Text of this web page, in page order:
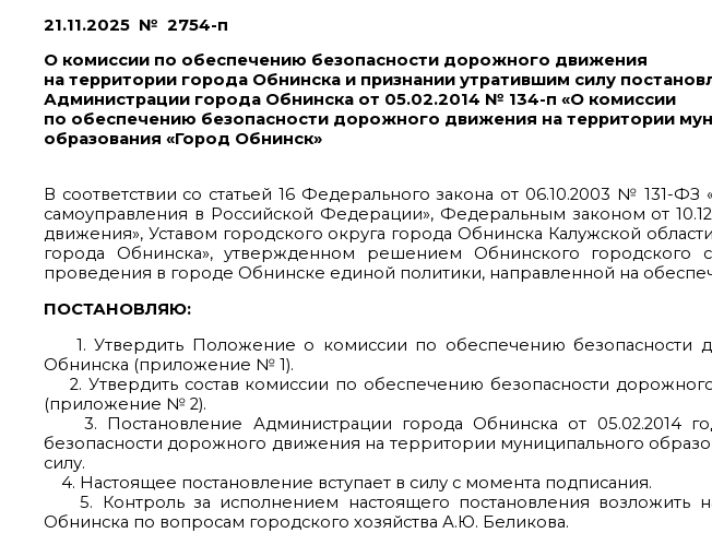
21.11.2025 №
О комиссии по обеспечению безопасности дорожного движения
на территории города Обнинска и признании утратившим силу
Администрации города Обнинска от 05.02.2014 № 134-п «О комиссии
по обеспечению безопасности дорожного движения на территории
образования «Город Обнинск»
В соответствии со статьей 16 Федерального закона от 06.10.2003 № 131-
самоуправления в Российской Федерации», Федеральным законом от
движения», Уставом городского округа города Обнинска Калужской
города Обнинска», утвержденном решением Обнинского
проведения в городе Обнинске единой политики, направленной на
ПОСТАНОВЛЯЮ:
1. Утвердить Положение о комиссии по обеспечению безопасности
Обнинска (приложение № 1).
2. Утвердить состав комиссии по обеспечению безопасности
(приложение № 2).
3. Постановление Администрации города Обнинска от 05.02.2014
безопасности дорожного движения на территории муниципального
силу.
4. Настоящее постановление вступает в силу с момента подписания.
5. Контроль за исполнением настоящего постановления возложить
Обнинска по вопросам городского хозяйства А.Ю. Беликова.